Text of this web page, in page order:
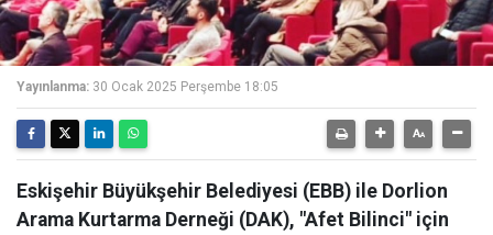
Yayınlanma: 30 Ocak 2025 Perşembe 18:05
Eskişehir Büyükşehir Belediyesi (EBB) ile Dorlion
Arama Kurtarma Derneği (DAK), "Afet Bilinci" için